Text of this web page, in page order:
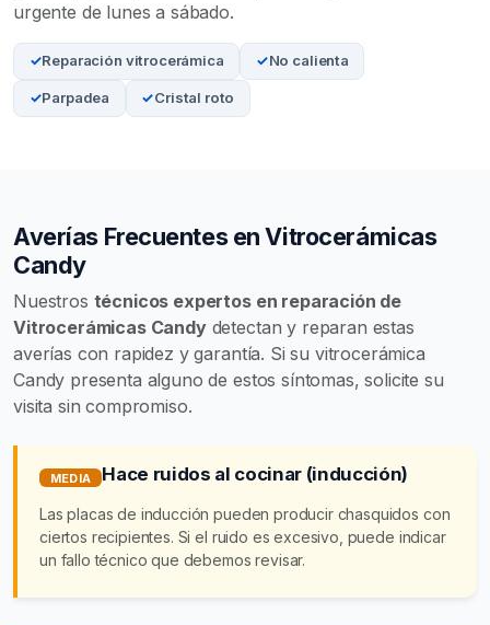
urgente de lunes a sábado.
Reparación vitrocerámica No calienta
Parpadea Cristal roto
Averías Frecuentes en Vitrocerámicas
Candy
Nuestros técnicos expertos en reparación de
Vitrocerámicas Candydetectan y reparan estas
averías con rapidez y garantía. Si su vitrocerámica
Candy presenta alguno de estos síntomas, solicite su
visita sin compromiso.
MEDIA Hace ruidos al cocinar (inducción)
Las placas de inducción pueden producir chasquidos con
ciertos recipientes. Si el ruido es excesivo, puede indicar
un fallo técnico que debemos revisar.